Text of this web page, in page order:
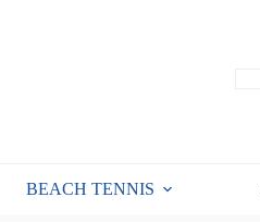
BEACH TENNIS